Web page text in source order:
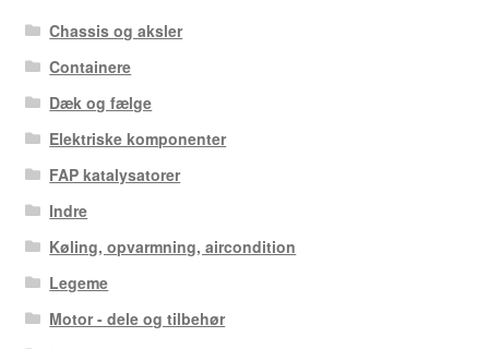
Chassis og aksler
Containere
Dæk og fælge
Elektriske komponenter
FAP katalysatorer
Indre
Køling, opvarmning, aircondition
Legeme
Motor - dele og tilbehør